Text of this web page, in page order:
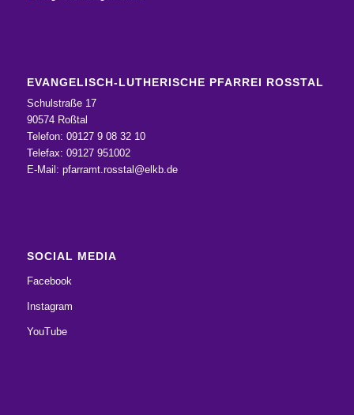
EVANGELISCH-LUTHERISCHE PFARREI ROSSTAL
Schulstraße 17
90574 Roßtal
Telefon: 09127 9 08 32 10
Telefax: 09127 951002
E-Mail: pfarramt.rosstal@elkb.de
SOCIAL MEDIA
Facebook
Instagram
YouTube